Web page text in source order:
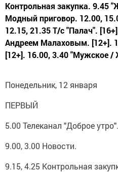
Контрольная закупка. 9.45
Модный приговор. 12.00,
12.15, 21.35 Т/с "Палач".
Андреем Малаховым. [12+].
[12+]. 16.00, 3.40 "Мужское /
Понедельник, 12 января
ПЕРВЫЙ
5.00 Телеканал "Доброе утро".
9.00, 3.00 Новости.
9.15, 4.25 Контрольная